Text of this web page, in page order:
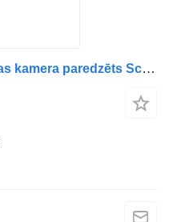
2494058 2378105 bremzēšanas kamera paredzēts Scania L,P,G,R,S-series (2016) vilcēja